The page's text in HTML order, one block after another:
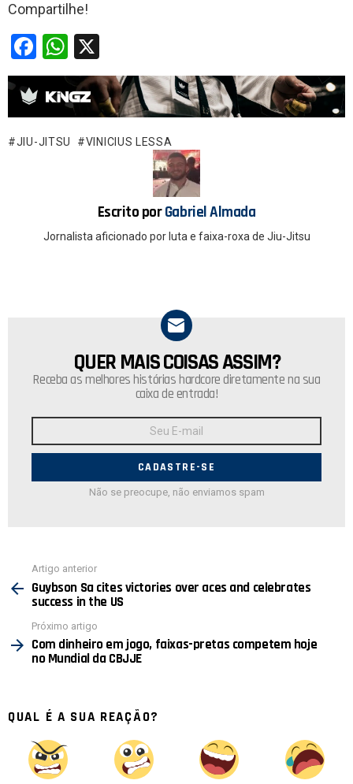
Compartilhe!
F
a
ce
b
o
W
h
at
s
A
JIU-JITSU VINICIUS LESSA
Escrito porGabriel Almada
Jornalista aficionado por luta e faixa-roxa de Jiu-Jitsu
NEWSLETTER
QUER MAIS COISAS ASSIM?
Receba as melhores histórias hardcore diretamente na sua
caixa de entrada!
E-
Não se preocupe, não enviamos spam
mais
Artigo anterior
Guybson Sa cites victories over aces and celebrates
success in the US
Próximo artigo
Com dinheiro em jogo, faixas-pretas competem hoje
no Mundial da CBJJE
QUAL É A SUA REAÇÃO?